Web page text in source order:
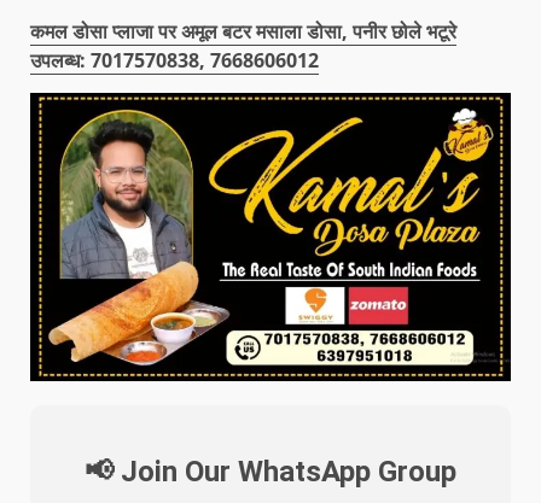
कमल डोसा प्लाजा पर अमूल बटर मसाला डोसा, पनीर छोले भटूरे
उपलब्ध: 7017570838, 7668606012
📢 Join Our WhatsApp Group